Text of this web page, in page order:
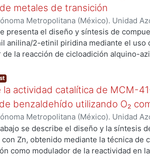
metales de transición
Metropolitana (México). Unidad
e Ingeniería. ,2018)García González,
Leticia;Gutiérrez Carrillo, Atilano
presenta el diseño y síntesis de
anilina/2-etinil piridina mediante el uso
de la reacción de cicloadición alquino-
y calentamiento por microondas.
estructurales interesantes
con pares de electrones libres en su
quelatantes) que permitirán su
de coordinación con diversos
del ambiente químico del centro
concluir que esta versión
de ligantes multidentados estérica y
la actividad catalítica de MCM-
benzaldehído utilizando O₂
Metropolitana (México). Unidad
e Ingeniería.,2018) Pimentel Martínez,
Leticia;Lara Corona, Víctor Hugo;
se describe el diseño y la síntesis
Zn, obtenido mediante la técnica de
como modulador de la reactividad en